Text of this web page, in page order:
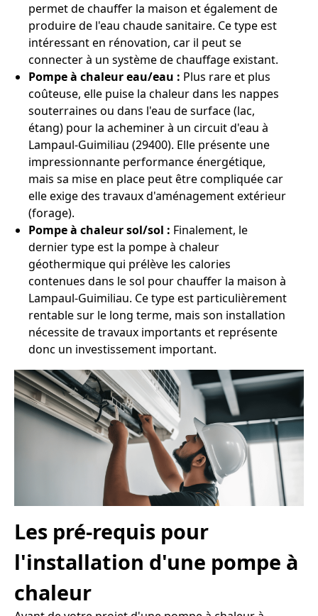
permet de chauffer la maison et également de
produire de l'eau chaude sanitaire. Ce type est
intéressant en rénovation, car il peut se
connecter à un système de chauffage existant.
Pompe à chaleur eau/eau : Plus rare et plus
coûteuse, elle puise la chaleur dans les nappes
souterraines ou dans l'eau de surface (lac,
étang) pour la acheminer à un circuit d'eau à
Lampaul-Guimiliau (29400). Elle présente une
impressionnante performance énergétique,
mais sa mise en place peut être compliquée car
elle exige des travaux d'aménagement extérieur
(forage).
Pompe à chaleur sol/sol : Finalement, le
dernier type est la pompe à chaleur
géothermique qui prélève les calories
contenues dans le sol pour chauffer la maison à
Lampaul-Guimiliau. Ce type est particulièrement
rentable sur le long terme, mais son installation
nécessite de travaux importants et représente
donc un investissement important.
Les pré-requis pour
l'installation d'une pompe à
chaleur